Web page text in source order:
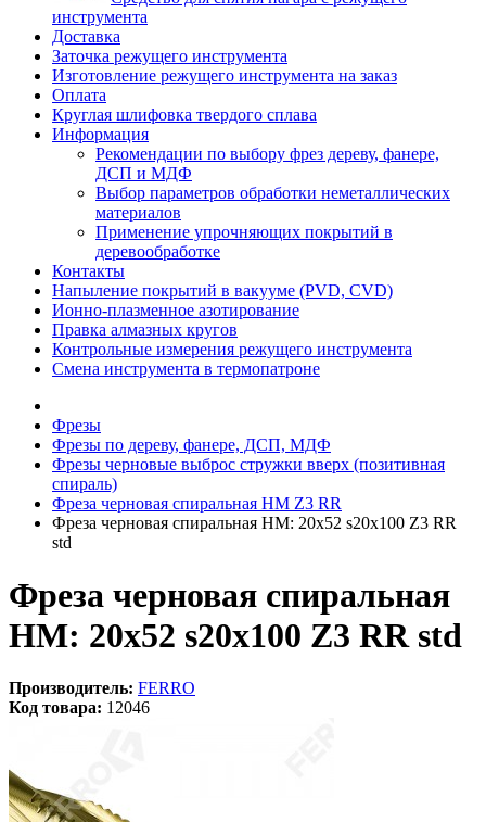
инструмента
Доставка
Заточка режущего инструмента
Изготовление режущего инструмента на заказ
Оплата
Круглая шлифовка твердого сплава
Информация
Рекомендации по выбору фрез дереву, фанере,
ДСП и МДФ
Выбор параметров обработки неметаллических
материалов
Применение упрочняющих покрытий в
деревообработке
Контакты
Напыление покрытий в вакууме (PVD, CVD)
Ионно-плазменное азотирование
Правка алмазных кругов
Контрольные измерения режущего инструмента
Смена инструмента в термопатроне
Фрезы
Фрезы по дереву, фанере, ДСП, МДФ
Фрезы черновые выброс стружки вверх (позитивная
спираль)
Фреза черновая спиральная HM Z3 RR
Фреза черновая спиральная HM: 20x52 s20x100 Z3 RR
std
Фреза черновая спиральная
HM: 20x52 s20x100 Z3 RR std
Производитель: FERRO
Код товара: 12046